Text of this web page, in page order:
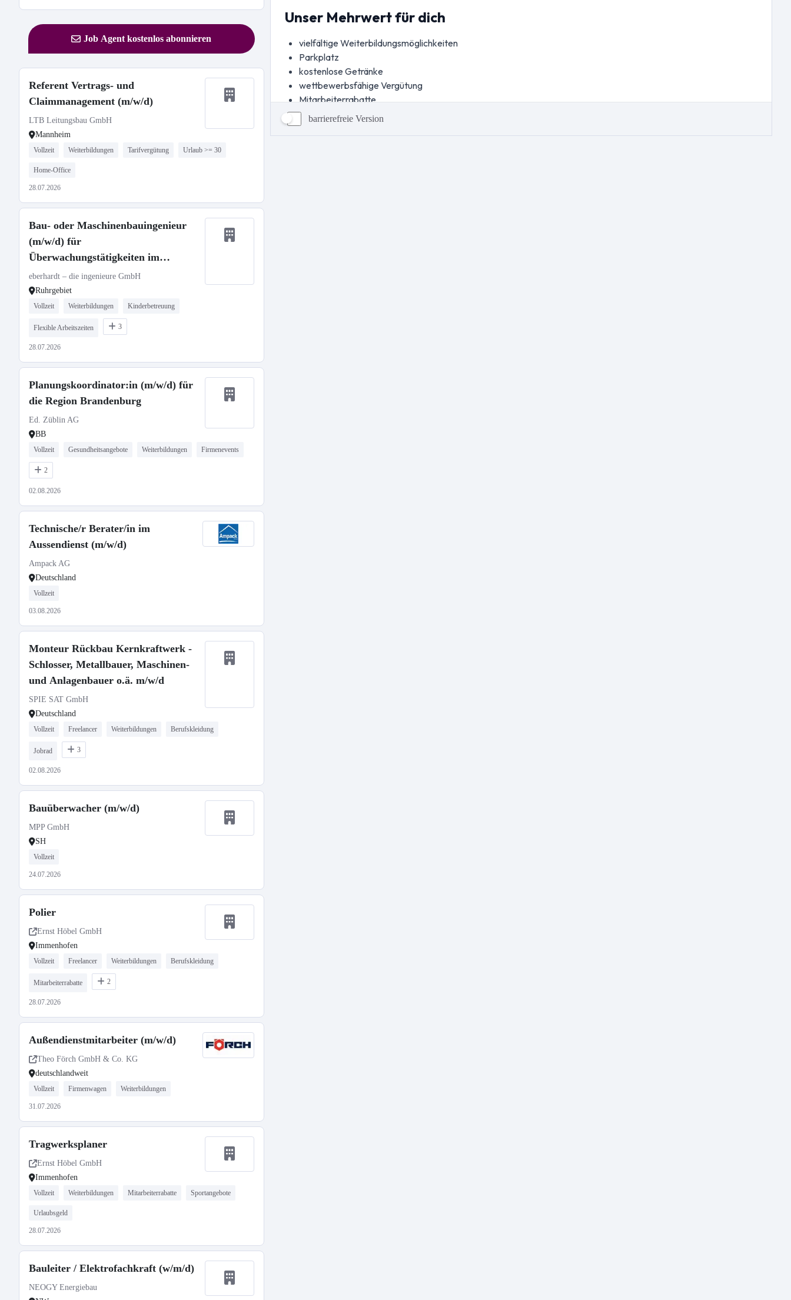
Job Agent kostenlos abonnieren
Referent Vertrags- und
Claimmanagement (m/w/d)
LTB Leitungsbau GmbH
Mannheim
Vollzeit Weiterbildungen Tarifvergütung Urlaub >= 30
Home-Office
28.07.2026
Bau- oder Maschinenbauingenieur
(m/w/d) für
Überwachungstätigkeiten im
Bauwesen (Ruhrgebiet)
eberhardt – die ingenieure GmbH
Ruhrgebiet
Vollzeit Weiterbildungen Kinderbetreuung
Flexible Arbeitszeiten 3
28.07.2026
Planungskoordinator:in (m/w/d) für
die Region Brandenburg
Ed. Züblin AG
BB
Vollzeit Gesundheitsangebote Weiterbildungen Firmenevents
2
02.08.2026
Technische/r Berater/in im
Aussendienst (m/w/d)
Ampack AG
Deutschland
Vollzeit
03.08.2026
Monteur Rückbau Kernkraftwerk -
Schlosser, Metallbauer, Maschinen-
und Anlagenbauer o.ä. m/w/d
SPIE SAT GmbH
Deutschland
Vollzeit Freelancer Weiterbildungen Berufskleidung
Jobrad 3
02.08.2026
Bauüberwacher (m/w/d)
MPP GmbH
SH
Vollzeit
24.07.2026
Polier
Ernst Höbel GmbH
Immenhofen
Vollzeit Freelancer Weiterbildungen Berufskleidung
Mitarbeiterrabatte 2
28.07.2026
Außendienstmitarbeiter (m/w/d)
Theo Förch GmbH & Co. KG
deutschlandweit
Vollzeit Firmenwagen Weiterbildungen
31.07.2026
Tragwerksplaner
Ernst Höbel GmbH
Immenhofen
Vollzeit Weiterbildungen Mitarbeiterrabatte Sportangebote
Urlaubsgeld
28.07.2026
Bauleiter / Elektrofachkraft (w/m/d)
NEOGY Energiebau
barrierefreie Version